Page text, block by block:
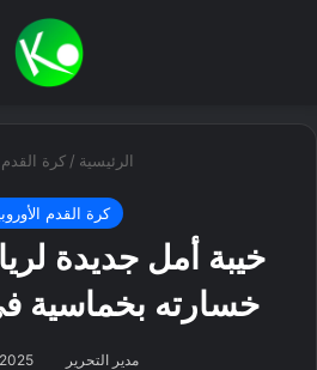
الرئيسية / كرة القدم
كرة القدم
خيبة أمل جديدة
خسارته بخماسية
مدير التحرير